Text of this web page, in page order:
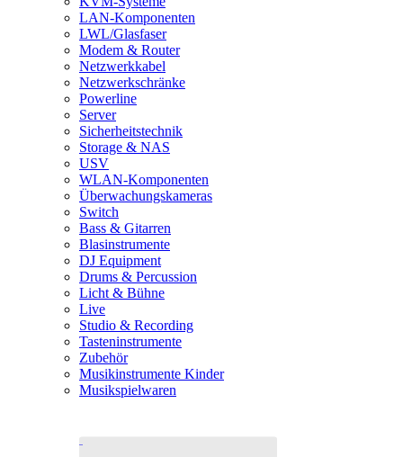
LAN-Komponenten
LWL/Glasfaser
Modem & Router
Netzwerkkabel
Netzwerkschränke
Powerline
Server
Sicherheitstechnik
Storage & NAS
USV
WLAN-Komponenten
Überwachungskameras
Switch
Bass & Gitarren
Blasinstrumente
DJ Equipment
Drums & Percussion
Licht & Bühne
Live
Studio & Recording
Tasteninstrumente
Zubehör
Musikinstrumente Kinder
Musikspielwaren